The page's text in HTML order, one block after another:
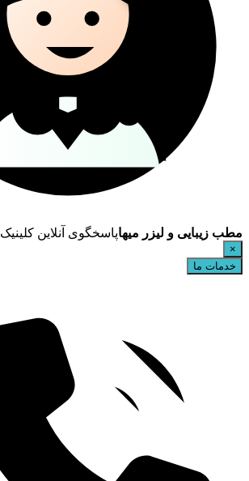
مطب زیبایی و لیزر میهاپاسخگوی آنلاین کلینیک
×
خدمات ما